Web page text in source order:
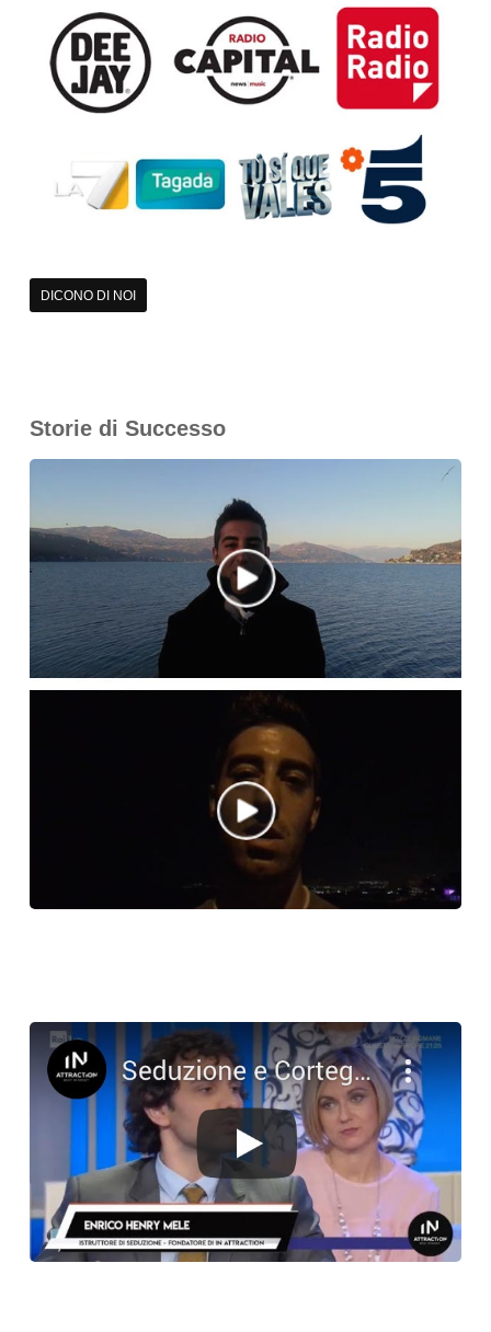
DICONO DI NOI
Storie di Successo